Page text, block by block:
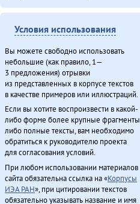
Эвэнкиткэр «Арктикаду» (2013)
Эӈэсил асал (2013)
Этэечимнилдулэ андаман (2013)
Ямалду ороды иргидекит (2013)
Япониядук матал (2013)
Итого
Условия использования
Вы можете свободно использовать
небольшие (как правило, 1—
3 предложения) отрывки
из представленных в корпусе текстов
в качестве примеров или иллюстраций.
Если вы хотите воспроизвести в какой-
либо форме более крупные фрагменты
либо полные тексты, вам необходимо
обратиться к руководителю проекта
для согласования условий.
При любом использовании материалов
сайта обязательна ссылка на «Корпусы
ИЭА РАН», при цитировании текстов
обязательно указывать название и имя